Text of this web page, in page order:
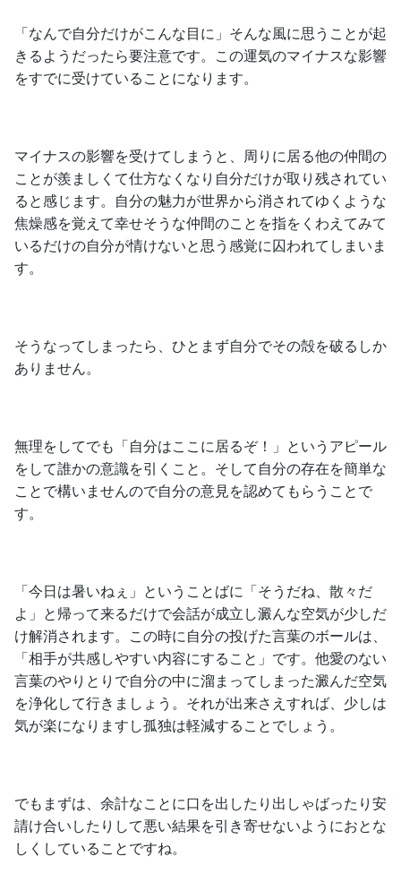
「なんで自分だけがこんな目に」そんな風に思うことが起
きるようだったら要注意です。この運気のマイナスな影響
をすでに受けていることになります。
マイナスの影響を受けてしまうと、周りに居る他の仲間の
ことが羨ましくて仕方なくなり自分だけが取り残されてい
ると感じます。自分の魅力が世界から消されてゆくような
焦燥感を覚えて幸せそうな仲間のことを指をくわえてみて
いるだけの自分が情けないと思う感覚に囚われてしまいま
す。
そうなってしまったら、ひとまず自分でその殻を破るしか
ありません。
無理をしてでも「自分はここに居るぞ！」というアピール
をして誰かの意識を引くこと。そして自分の存在を簡単な
ことで構いませんので自分の意見を認めてもらうことで
す。
「今日は暑いねぇ」ということばに「そうだね、散々だ
よ」と帰って来るだけで会話が成立し澱んな空気が少しだ
け解消されます。この時に自分の投げた言葉のボールは、
「相手が共感しやすい内容にすること」です。他愛のない
言葉のやりとりで自分の中に溜まってしまった澱んだ空気
を浄化して行きましょう。それが出来さえすれば、少しは
気が楽になりますし孤独は軽減することでしょう。
でもまずは、余計なことに口を出したり出しゃばったり安
請け合いしたりして悪い結果を引き寄せないようにおとな
しくしていることですね。